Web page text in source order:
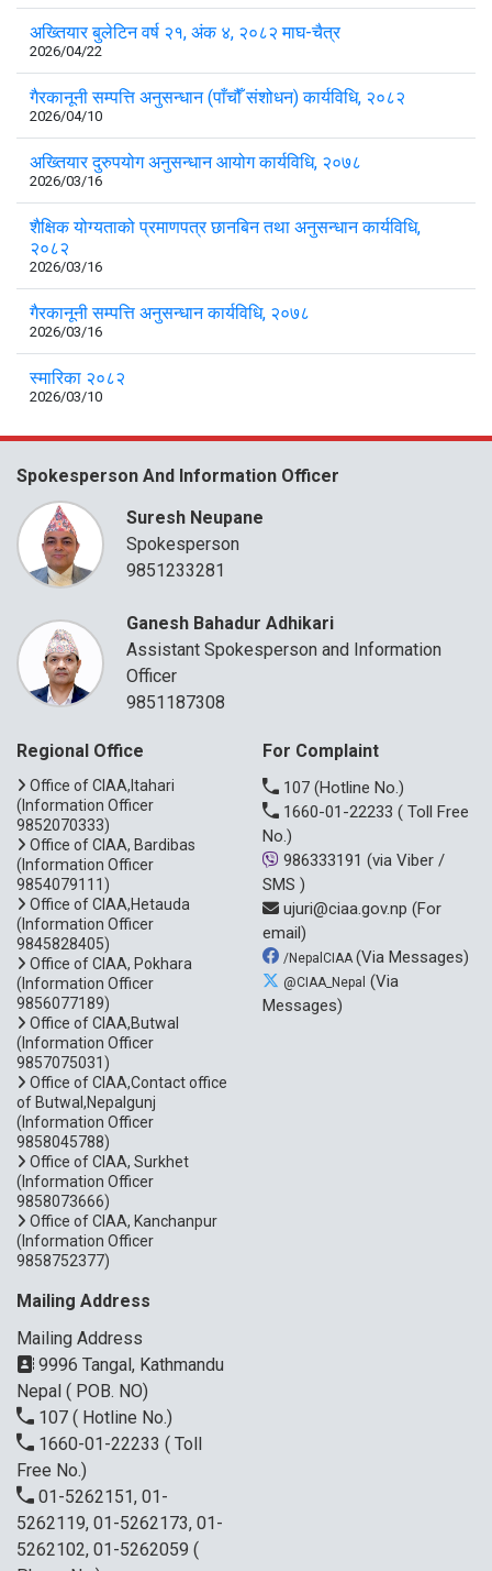
अख्तियार बुलेटिन वर्ष २१, अंक ४, २०८२ माघ-चैत्र
2026/04/22
गैरकानूनी सम्पत्ति अनुसन्धान (पाँचौँ संशोधन) कार्यविधि, २०८२
2026/04/10
अख्तियार दुरुपयोग अनुसन्धान आयोग कार्यविधि, २०७८
2026/03/16
शैक्षिक योग्यताको प्रमाणपत्र छानबिन तथा अनुसन्धान कार्यविधि,
२०८२
2026/03/16
गैरकानूनी सम्पत्ति अनुसन्धान कार्यविधि, २०७८
2026/03/16
स्मारिका २०८२
2026/03/10
Spokesperson And Information Officer
Suresh Neupane
Spokesperson
9851233281
Ganesh Bahadur Adhikari
Assistant Spokesperson and Information
Officer
9851187308
Regional Office
Office of CIAA,Itahari
(Information Officer
9852070333)
Office of CIAA, Bardibas
(Information Officer
9854079111)
Office of CIAA,Hetauda
(Information Officer
9845828405)
Office of CIAA, Pokhara
(Information Officer
9856077189)
Office of CIAA,Butwal
(Information Officer
9857075031)
Office of CIAA,Contact office
of Butwal,Nepalgunj
(Information Officer
9858045788)
Office of CIAA, Surkhet
(Information Officer
9858073666)
Office of CIAA, Kanchanpur
(Information Officer
9858752377)
For Complaint
107 (Hotline No.)
1660-01-22233 ( Toll Free
No.)
986333191 (via Viber /
SMS )
ujuri@ciaa.gov.np (For
email)
/NepalCIAA (Via Messages)
@CIAA_Nepal (Via
Messages)
Mailing Address
Mailing Address
9996 Tangal, Kathmandu
Nepal ( POB. NO)
107 ( Hotline No.)
1660-01-22233 ( Toll
Free No.)
01-5262151, 01-
5262119, 01-5262173, 01-
5262102, 01-5262059 (